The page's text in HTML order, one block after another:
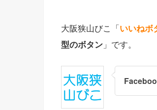
大阪狭山びこ「いいねボ
型のボタン 」です。